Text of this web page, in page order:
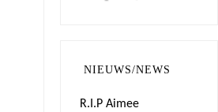
NIEUWS/NEWS
R.I.P Aimee